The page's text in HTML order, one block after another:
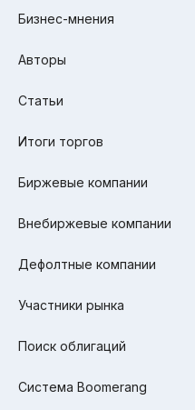
Бизнес-мнения
Авторы
Статьи
Итоги торгов
Биржевые компании
Внебиржевые компании
Дефолтные компании
Участники рынка
Поиск облигаций
Система Boomerang